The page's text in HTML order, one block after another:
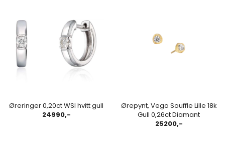
Øreringer 0,20ct WSI hvitt gull
24990,-
Ørepynt, Vega Souffle Lille 18k
Gull 0,26ct Diamant
25200,-